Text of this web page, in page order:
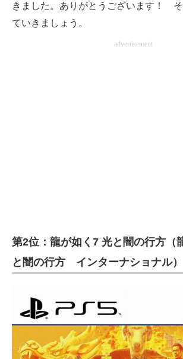
エネルギーの専門メディア
きました。ありがとうございます！
ていきましょう。
advertisement
第2位：龍が如く7 光と闇の行方
と闇の行方 インターナショナル）